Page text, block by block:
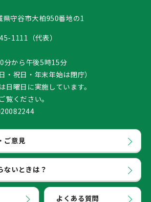
守谷市大柏950番地の1
1111（代表）
から午後5時15分
・祝日・年末年始は閉庁）
日曜日に実施しています。
覧ください。
ご意見
ないときは？
よくある質問